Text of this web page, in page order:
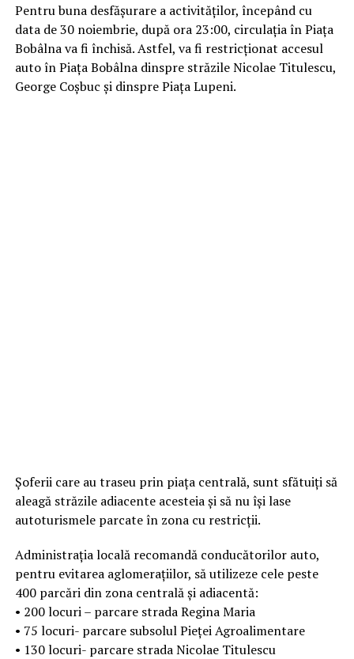
Pentru buna desfășurare a activităților, începând cu
data de 30 noiembrie, după ora 23:00, circulația în Piața
Bobâlna va fi închisă. Astfel, va fi restricționat accesul
auto în Piața Bobâlna dinspre străzile Nicolae Titulescu,
George Coșbuc și dinspre Piața Lupeni.
Șoferii care au traseu prin piața centrală, sunt sfătuiți să
aleagă străzile adiacente acesteia și să nu își lase
autoturismele parcate în zona cu restricții.
Administrația locală recomandă conducătorilor auto,
pentru evitarea aglomerațiilor, să utilizeze cele peste
400 parcări din zona centrală și adiacentă:
•⁠ ⁠200 locuri – parcare strada Regina Maria
•⁠ ⁠75 locuri- parcare subsolul Pieței Agroalimentare
•⁠ ⁠130 locuri- parcare strada Nicolae Titulescu